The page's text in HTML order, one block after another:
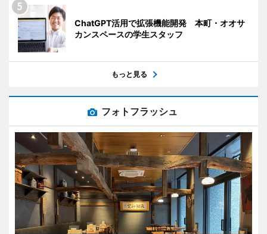
ChatGPT活用で拡張機能開発 本町・オオサ
カンスペースの学生スタッフ
もっと見る
フォトフラッシュ